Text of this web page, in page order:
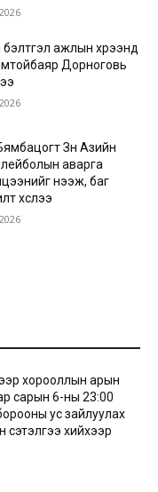
ажлын хүрээнд
Дорноговь
Зүүн Азийн
аварга
нээж, баг
хүслээ
хорооллын арын
сарын 6-ны 23:00
ус зайлуулах
хийхээр